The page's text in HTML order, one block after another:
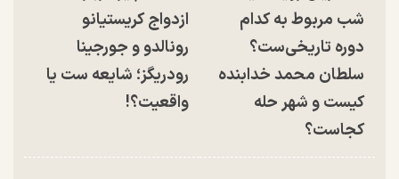
شب مربوط به کدام
دوره تاریخی‌ست؟
سلطان محمد خدابنده
کیست و شهر حله
کجاست؟
ازدواج کریستیانو
رونالدو و جورجینا
رودریگز؛ شایعه ست یا
واقعیت؟!